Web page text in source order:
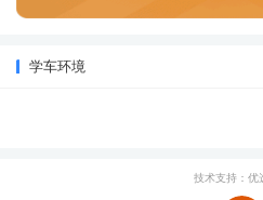
学车环境
技术支持：优